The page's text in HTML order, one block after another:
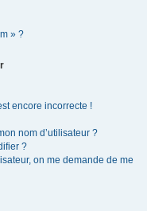
» ?
encore incorrecte !
nom d’utilisateur ?
?
on me demande de me